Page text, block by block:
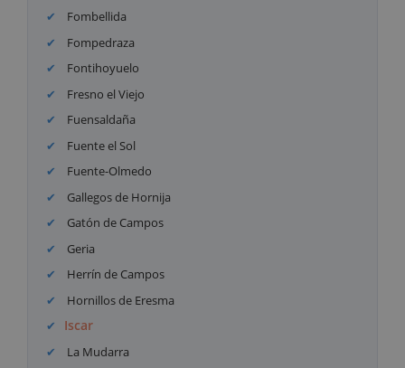
Fombellida
Fompedraza
Fontihoyuelo
Fresno el Viejo
Fuensaldaña
Fuente el Sol
Fuente-Olmedo
Gallegos de Hornija
Gatón de Campos
Geria
Herrín de Campos
Hornillos de Eresma
Iscar
La Mudarra